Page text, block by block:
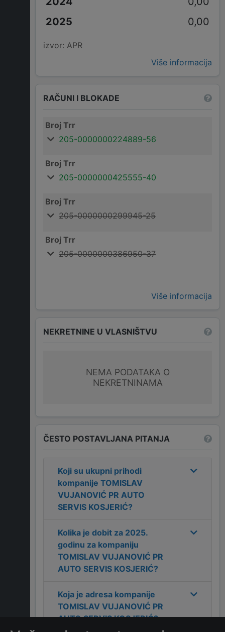
0,00
izvor: APR
Više informacija
RAČUNI I BLOKADE
Broj Trr
205-0000000224889-56
Broj Trr
205-0000000425555-40
Broj Trr
205-0000000299945-25
Broj Trr
205-0000000386950-37
Više informacija
NEKRETNINE U VLASNIŠTVU
NEMA PODATAKA O
NEKRETNINAMA
ČESTO POSTAVLJANA PITANJA
Koji su ukupni prihodi
kompanije TOMISLAV
VUJANOVIĆ PR AUTO
SERVIS KOSJERIĆ?
Kolika je dobit za 2025.
godinu za kompaniju
TOMISLAV VUJANOVIĆ PR
AUTO SERVIS KOSJERIĆ?
Koja je adresa kompanije
TOMISLAV VUJANOVIĆ PR
AUTO SERVIS KOSJERIĆ?